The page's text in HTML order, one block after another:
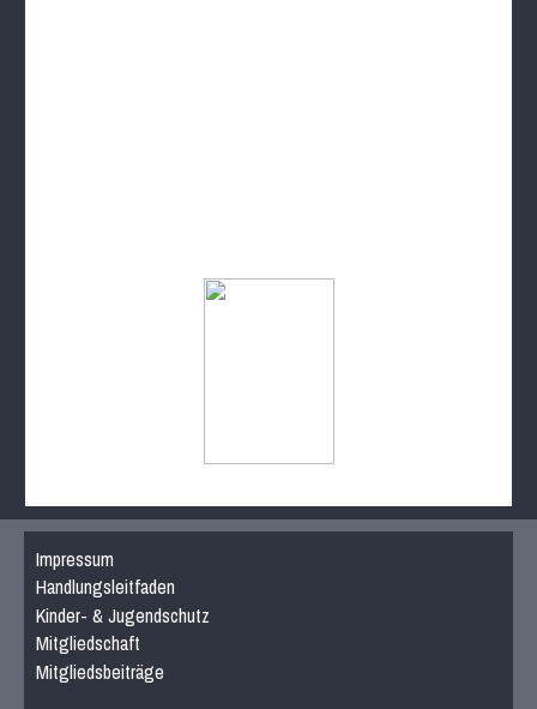
Impressum
Handlungsleitfaden
Kinder- & Jugendschutz
Mitgliedschaft
Mitgliedsbeiträge